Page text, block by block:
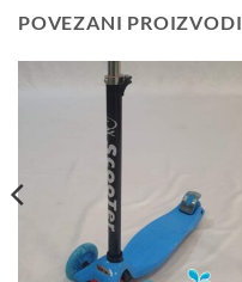
POVEZANI PROIZVODI